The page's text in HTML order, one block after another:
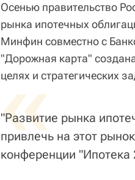
Осенью правительство
рынка ипотечных
Минфин совместно с
"Дорожная карта"
целях и стратегических
«
"Развитие рынка
привлечь на этот
конференции "Ипотека